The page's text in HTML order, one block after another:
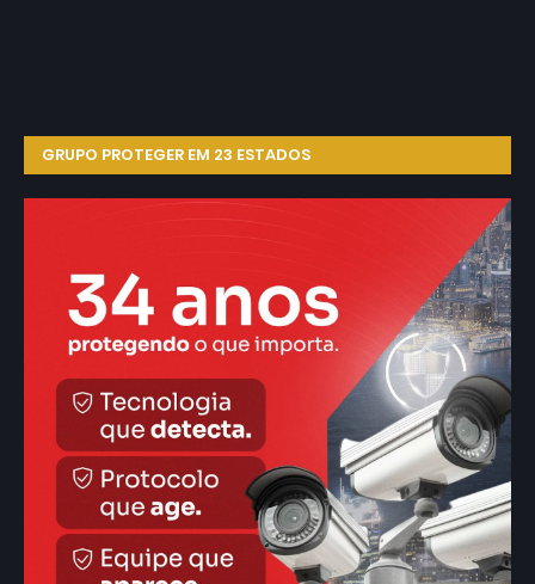
GRUPO PROTEGER EM 23 ESTADOS